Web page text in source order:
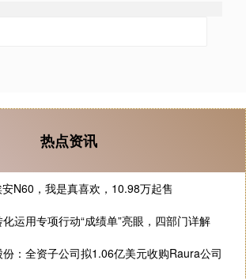
热点资讯
N60，我是真喜欢，10.98万起售
运用专项行动“成绩单”亮眼，四部门详解
：全资子公司拟1.06亿美元收购Raura公司